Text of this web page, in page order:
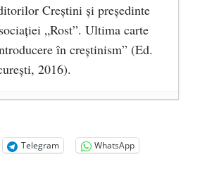
Creştini şi preşedinte
„Rost”. Ultima carte
în creștinism” (Ed.
2016).
PETRIȘOR, ÎNTRU
- 17 martie 2021
S-A! - 28 mai 2020
Franco (1892-1975)
Telegram
WhatsApp